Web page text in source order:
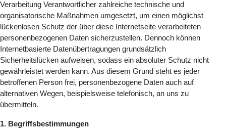
Verarbeitung Verantwortlicher zahlreiche technische und
organisatorische Maßnahmen umgesetzt, um einen möglichst
lückenlosen Schutz der über diese Internetseite verarbeiteten
personenbezogenen Daten sicherzustellen. Dennoch können
Internetbasierte Datenübertragungen grundsätzlich
Sicherheitslücken aufweisen, sodass ein absoluter Schutz nicht
gewährleistet werden kann. Aus diesem Grund steht es jeder
betroffenen Person frei, personenbezogene Daten auch auf
alternativen Wegen, beispielsweise telefonisch, an uns zu
übermitteln.
1. Begriffsbestimmungen